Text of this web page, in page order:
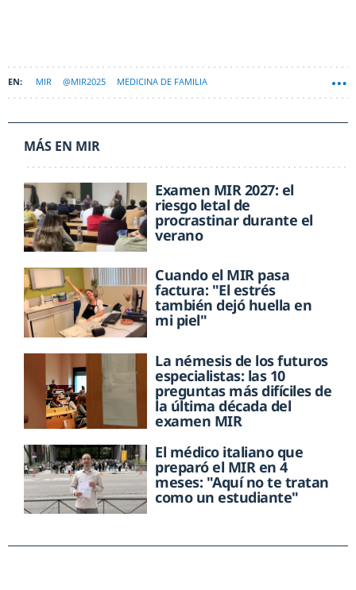
MIR @MIR2025 MEDICINA DE FAMILIA
MÁS EN MIR
Examen MIR 2027: el
riesgo letal de
procrastinar durante el
verano
Cuando el MIR pasa
factura: "El estrés
también dejó huella en
mi piel"
La némesis de los futuros
especialistas: las 10
preguntas más difíciles de
la última década del
examen MIR
El médico italiano que
preparó el MIR en 4
meses: "Aquí no te tratan
como un estudiante"